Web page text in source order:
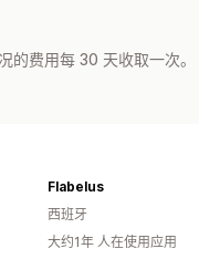
的费用每 30 天收取一次。
Flabelus
西班牙
大约1年 人在使用应用